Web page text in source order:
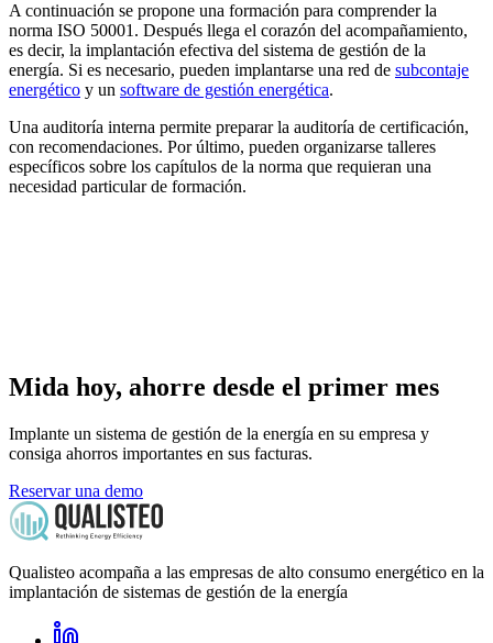
A continuación se propone una formación para comprender la
norma ISO 50001. Después llega el corazón del acompañamiento,
es decir, la implantación efectiva del sistema de gestión de la
energía. Si es necesario, pueden implantarse una red de subcontaje
energético y un software de gestión energética.
Una auditoría interna permite preparar la auditoría de certificación,
con recomendaciones. Por último, pueden organizarse talleres
específicos sobre los capítulos de la norma que requieran una
necesidad particular de formación.
Mida hoy, ahorre desde el primer mes
Implante un sistema de gestión de la energía en su empresa y
consiga ahorros importantes en sus facturas.
Reservar una demo
Qualisteo acompaña a las empresas de alto consumo energético en la
implantación de sistemas de gestión de la energía